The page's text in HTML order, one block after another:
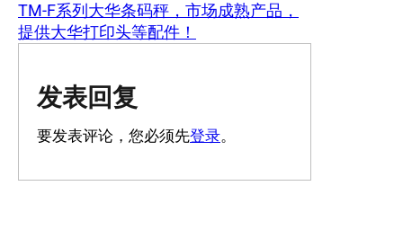
TM-F系列大华条码秤，市场成熟产品，
提供大华打印头等配件！
发表回复
要发表评论，您必须先登录。